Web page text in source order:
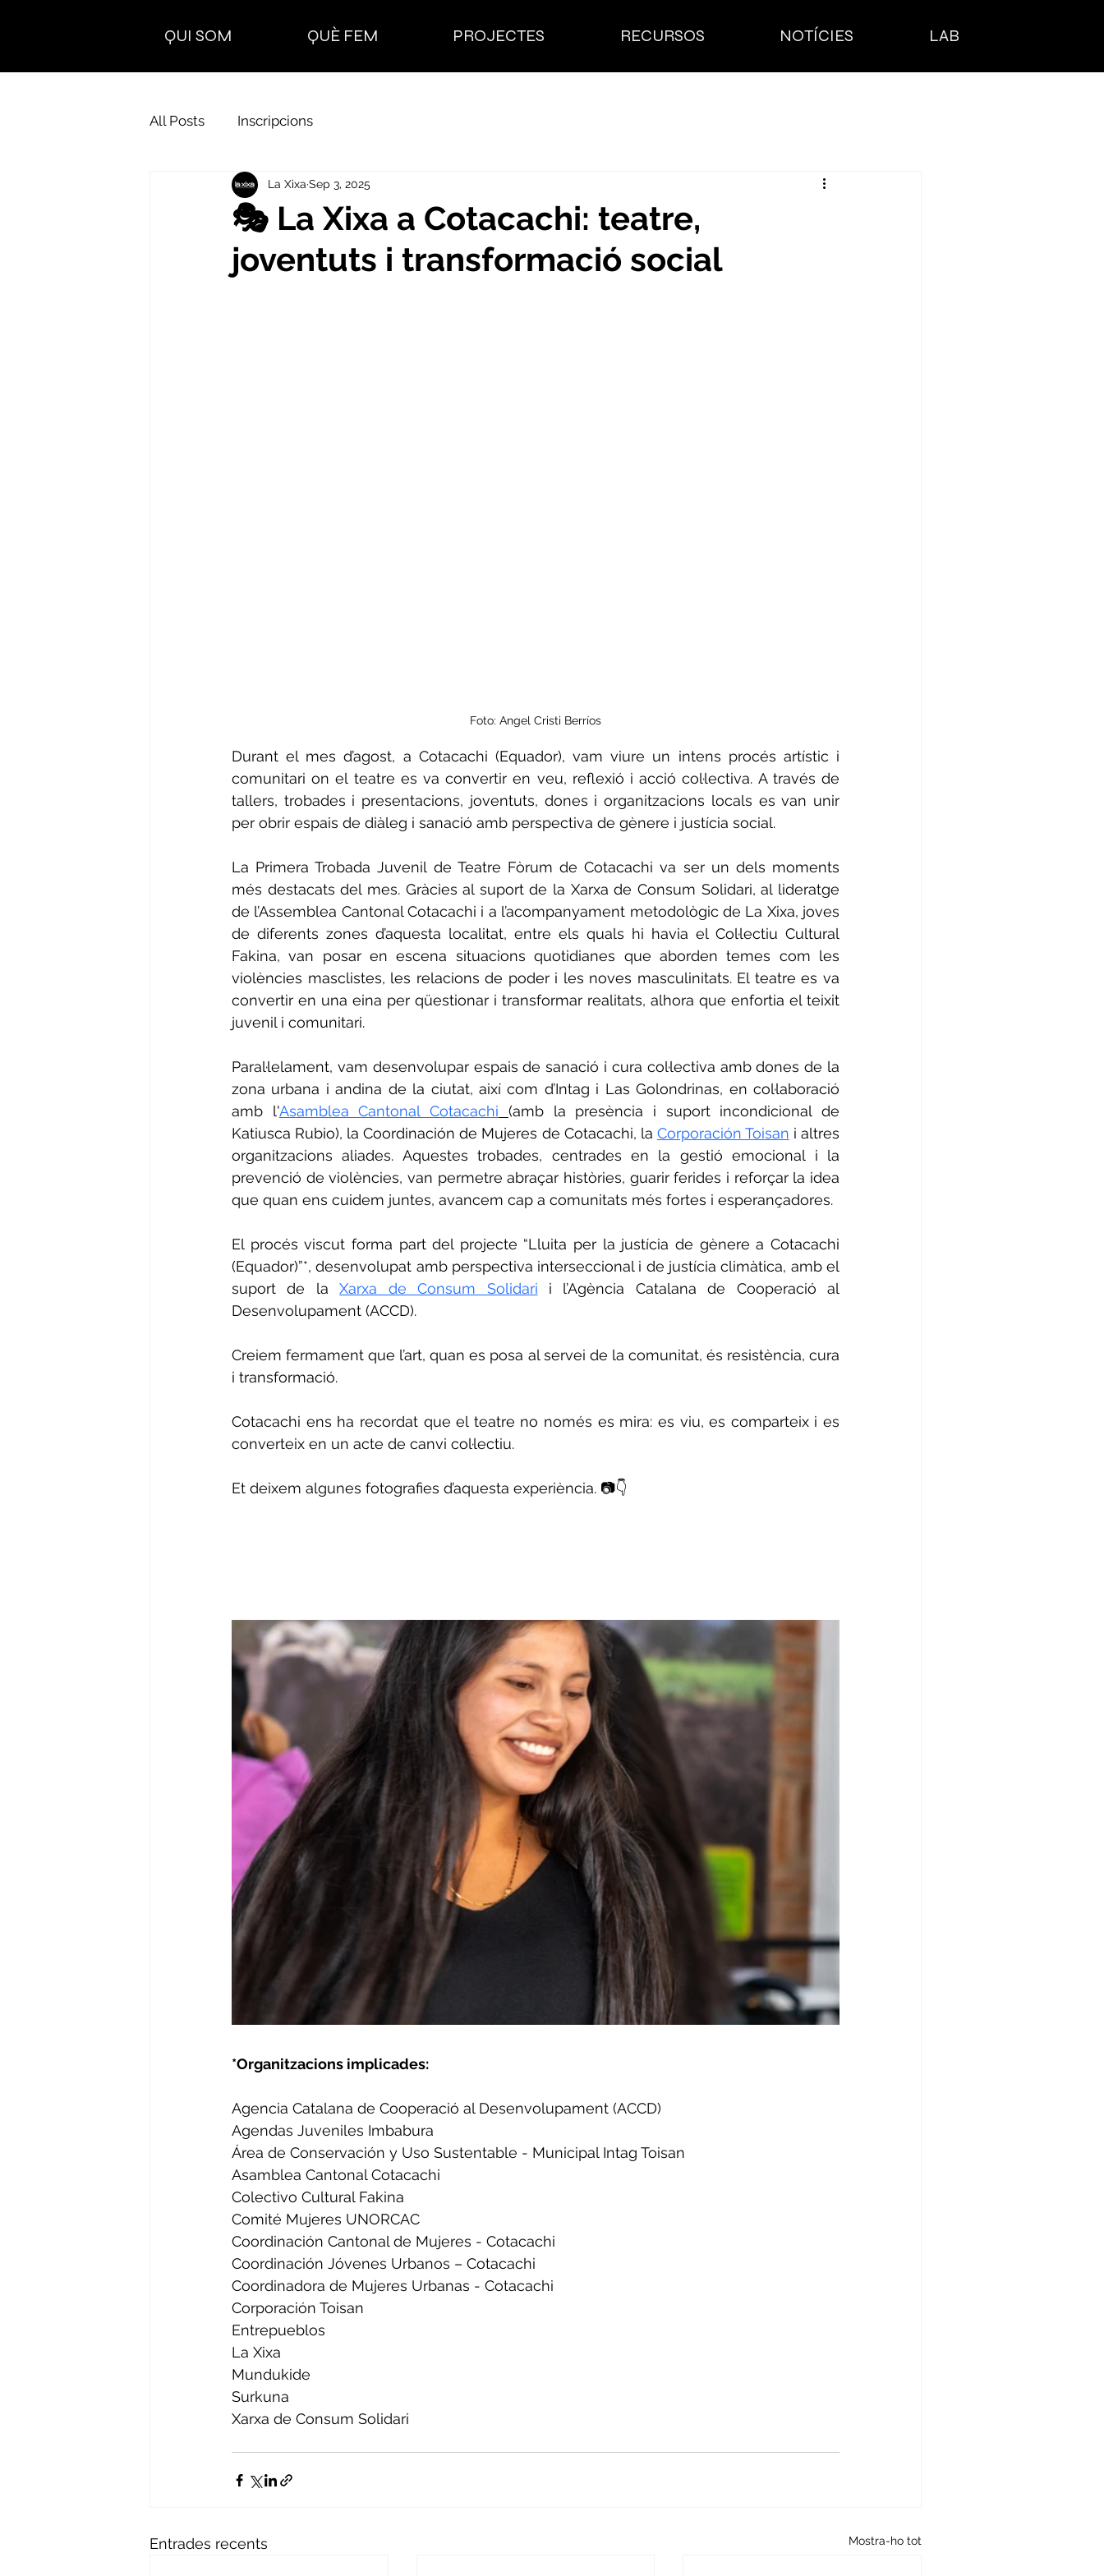
QUI SOM QUÈ FEM PROJECTES RECURSOS NOTÍCIES LAB
All Posts Inscripcions
🎭 La Xixa a Cotacachi: teatre,
joventuts i transformació social
La Xixa Sep 3, 2025
Foto: Angel Cristi Berríos
Durant el mes d’agost, a Cotacachi (Equador), vam viure un intens procés artístic i
comunitari on el teatre es va convertir en veu, reflexió i acció col·lectiva. A través de
tallers, trobades i presentacions, joventuts, dones i organitzacions locals es van unir
per obrir espais de diàleg i sanació amb perspectiva de gènere i justícia social.
La Primera Trobada Juvenil de Teatre Fòrum de Cotacachi va ser un dels moments
més destacats del mes. Gràcies al suport de la Xarxa de Consum Solidari, al lideratge
de l’Assemblea Cantonal Cotacachi i a l’acompanyament metodològic de La Xixa, joves
de diferents zones d’aquesta localitat, entre els quals hi havia el Col·lectiu Cultural
Fakina, van posar en escena situacions quotidianes que aborden temes com les
violències masclistes, les relacions de poder i les noves masculinitats. El teatre es va
convertir en una eina per qüestionar i transformar realitats, alhora que enfortia el teixit
juvenil i comunitari.
Paral·lelament, vam desenvolupar espais de sanació i cura col·lectiva amb dones de la
zona urbana i andina de la ciutat, així com d’Intag i Las Golondrinas, en col·laboració
amb l'Asamblea Cantonal Cotacachi
(amb la presència i suport incondicional de
Katiusca Rubio), la Coordinación de Mujeres de Cotacachi, la Corporación Toisan i altres
organitzacions aliades. Aquestes trobades, centrades en la gestió emocional i la
prevenció de violències, van permetre abraçar històries, guarir ferides i reforçar la idea
que quan ens cuidem juntes, avancem cap a comunitats més fortes i esperançadores.
El procés viscut forma part del projecte “Lluita per la justícia de gènere a Cotacachi
(Equador)”*, desenvolupat amb perspectiva interseccional i de justícia climàtica, amb el
suport de la Xarxa de Consum Solidari i l’Agència Catalana de Cooperació al
Desenvolupament (ACCD).
Creiem fermament que l’art, quan es posa al servei de la comunitat, és resistència, cura
i transformació.
Cotacachi ens ha recordat que el teatre no només es mira: es viu, es comparteix i es
converteix en un acte de canvi col·lectiu.
Et deixem algunes fotografies d’aquesta experiència. 📷👇
*Organitzacions implicades:
Agencia Catalana de Cooperació al Desenvolupament (ACCD)
Agendas Juveniles Imbabura
Área de Conservación y Uso Sustentable - Municipal Intag Toisan
Asamblea Cantonal Cotacachi
Colectivo Cultural Fakina
Comité Mujeres UNORCAC
Coordinación Cantonal de Mujeres - Cotacachi
Coordinación Jóvenes Urbanos – Cotacachi
Coordinadora de Mujeres Urbanas - Cotacachi
Corporación Toisan
Entrepueblos
La Xixa
Mundukide
Surkuna
Xarxa de Consum Solidari
Entrades recents Mostra-ho tot